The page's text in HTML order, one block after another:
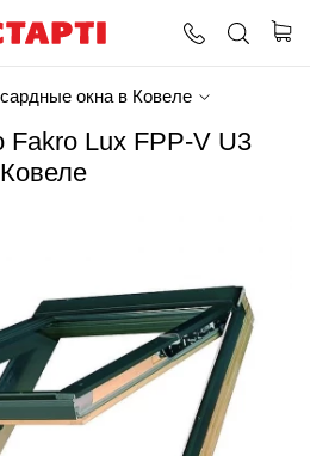
окна в Ковеле
Fakro Lux FPP-V U3